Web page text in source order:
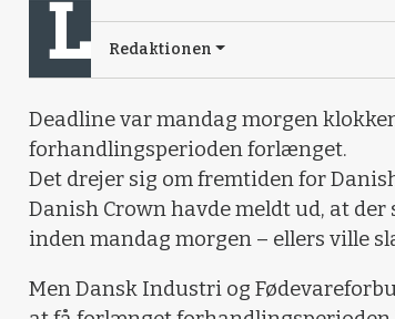
Redaktionen
Deadline var mandag morgen
forhandlingsperioden forlænget.
Det drejer sig om fremtiden for
Danish Crown havde meldt ud, at
inden mandag morgen – ellers ville
Men Dansk Industri og